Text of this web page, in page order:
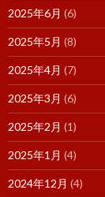
2025年6月 (6)
2025年5月 (8)
2025年4月 (7)
2025年3月 (6)
2025年2月 (1)
2025年1月 (4)
2024年12月 (4)